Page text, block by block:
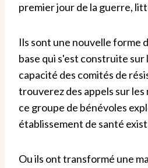
premier jour de la guerre,
Ils sont une nouvelle forme
base qui s'est construite sur
capacité des comités de
trouverez des appels sur les
ce groupe de bénévoles
établissement de santé
Ou ils ont transformé une